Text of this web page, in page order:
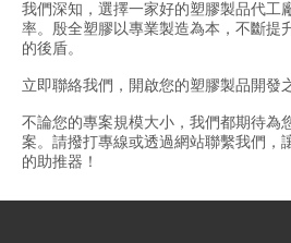
我們深知，選擇一家好的塑膠製品代工
率。殷全塑膠以專業製造為本，不斷提
的後盾。
立即聯絡我們，開啟您的塑膠製品開發
不論您的專案規模大小，我們都期待為
案。請撥打專線或透過網站聯繫我們，
的助推器！